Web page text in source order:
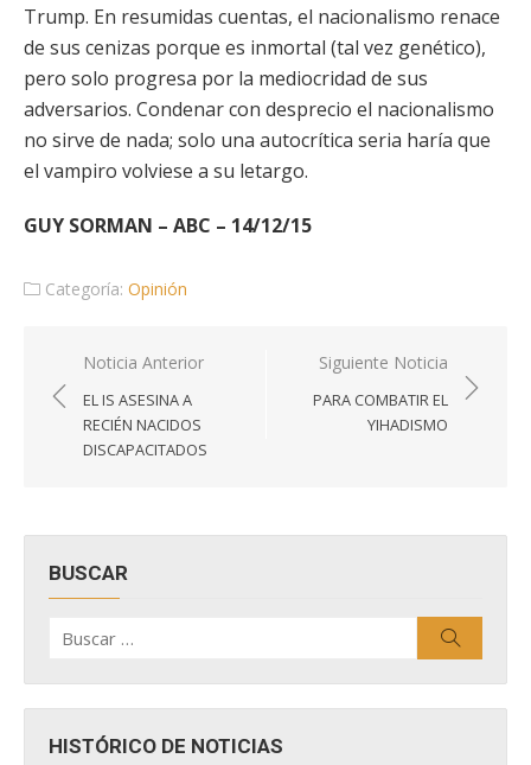
Trump. En resumidas cuentas, el nacionalismo renace
de sus cenizas porque es inmortal (tal vez genético),
pero solo progresa por la mediocridad de sus
adversarios. Condenar con desprecio el nacionalismo
no sirve de nada; solo una autocrítica seria haría que
el vampiro volviese a su letargo.
GUY SORMAN – ABC – 14/12/15
Categoría: Opinión
Navegación
de
entradas
Noticia Anterior
EL IS ASESINA A
RECIÉN NACIDOS
DISCAPACITADOS
Siguiente Noticia
PARA COMBATIR EL
YIHADISMO
BUSCAR
por:
HISTÓRICO DE NOTICIAS